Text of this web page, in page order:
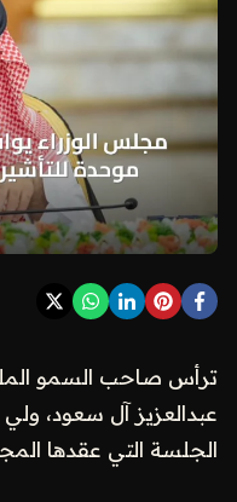
ترأس صاحب السمو
عبدالعزيز آل سعود،
الجلسة التي عقدها